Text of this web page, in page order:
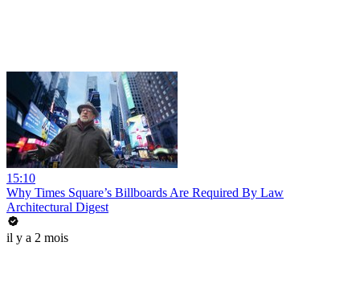
15:10
Why Times Square’s Billboards Are Required By Law
Architectural Digest
il y a 2 mois